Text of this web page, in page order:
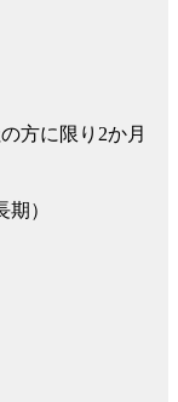
方に限り2か月
）